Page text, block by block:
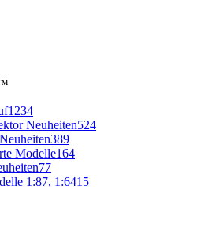
1234
Neuheiten524
389
Modelle164
77
1:87, 1:6415